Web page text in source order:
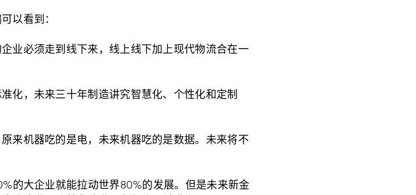
以看到：
业必须走到线下来，线上线下加上现代物流合在一
化，未来三十年制造讲究智慧化、个性化和定制
来机器吃的是电，未来机器吃的是数据。未来将不
的大企业就能拉动世界80%的发展。但是未来新金